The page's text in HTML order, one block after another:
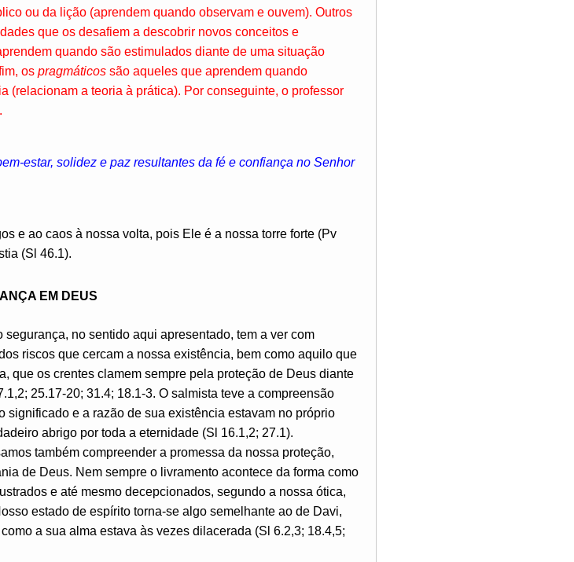
ou da lição (aprendem quando observam e ouvem). Outros
que os desafiem a descobrir novos conceitos e
quando são estimulados diante de uma situação
os pragmáticos são aqueles que aprendem quando
(relacionam a teoria à prática). Por conseguinte, o professor
estar, solidez e paz resultantes da fé e confiança no Senhor
e ao caos à nossa volta, pois Ele é a nossa torre forte (Pv
(Sl 46.1).
EM DEUS
segurança, no sentido aqui apresentado, tem a ver com
riscos que cercam a nossa existência, bem como aquilo que
que os crentes clamem sempre pela proteção de Deus diante
25.17-20; 31.4; 18.1-3. O salmista teve a compreensão
e a razão de sua existência estavam no próprio
abrigo por toda a eternidade (Sl 16.1,2; 27.1).
também compreender a promessa da nossa proteção,
de Deus. Nem sempre o livramento acontece da forma como
e até mesmo decepcionados, segundo a nossa ótica,
estado de espírito torna-se algo semelhante ao de Davi,
a sua alma estava às vezes dilacerada (Sl 6.2,3; 18.4,5;